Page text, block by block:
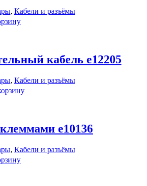
, Кабели и разъёмы
кабель e12205
, Кабели и разъёмы
e10136
, Кабели и разъёмы